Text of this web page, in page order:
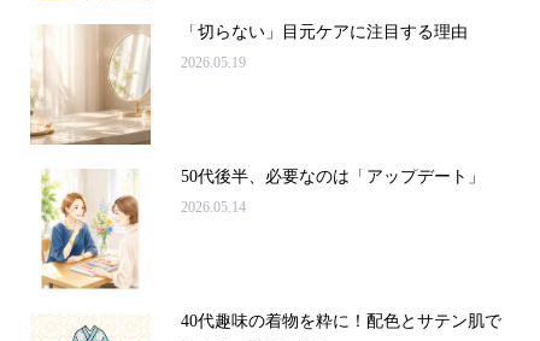
「切らない」目元ケアに注目する理由
2026.05.19
50代後半、必要なのは「アップデート」
2026.05.14
40代趣味の着物を粋に！配色とサテン肌で